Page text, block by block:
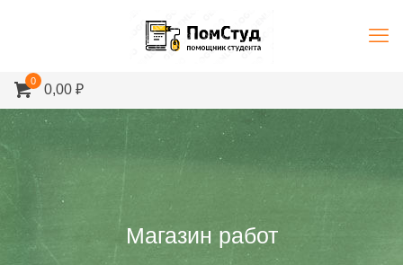
0
0,00 ₽
Магазин работ